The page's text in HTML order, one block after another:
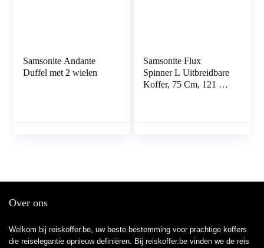
Samsonite Andante
Duffel met 2 wielen
Samsonite Flux
Spinner L Uitbreidbare
Koffer, 75 Cm, 121 L,
Over ons
Welkom bij reiskoffer.be, uw beste bestemming voor prachtige koffers
die reiselegantie opnieuw definiëren. Bij reiskoffer.be vinden we de reis